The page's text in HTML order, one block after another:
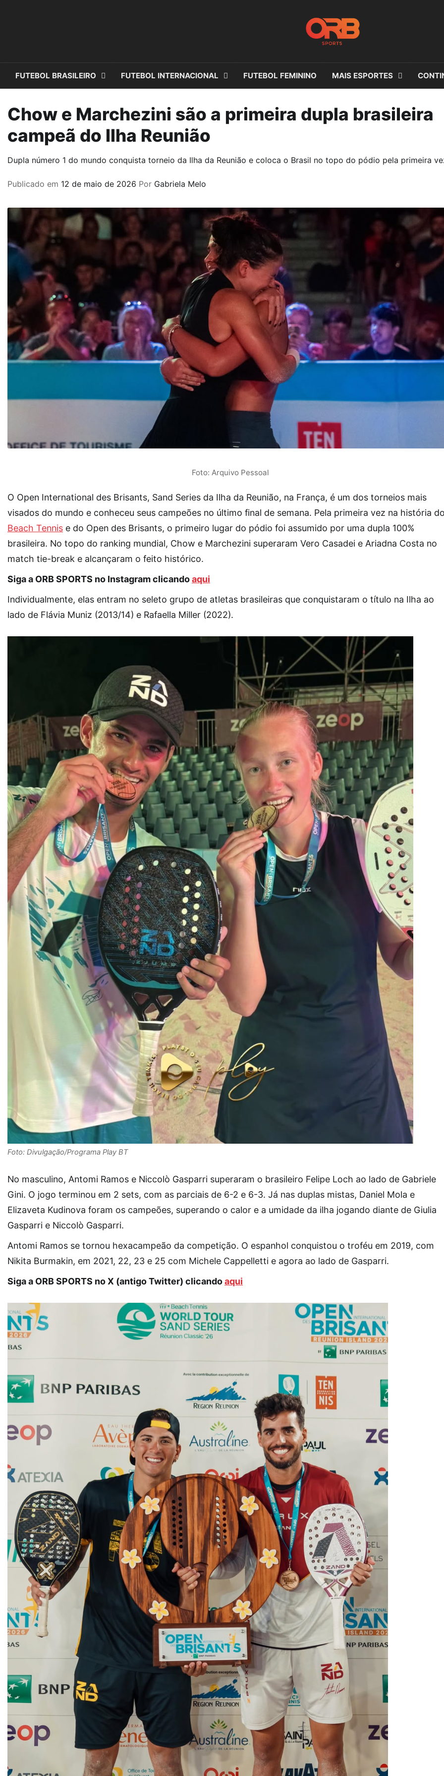
FUTEBOL BRASILEIRO FUTEBOL INTERNACIONAL FUTEBOL FEMININO MAIS ESPORTES
Chow e Marchezini são a primeira dupla brasileira
campeã do Ilha Reunião
Dupla número 1 do mundo conquista torneio da Ilha da Reunião e coloca o Brasil no topo do pódio pela primeira
Publicado em 12 de maio de 2026 Por Gabriela Melo
Foto: Arquivo Pessoal
O Open International des Brisants, Sand Series da Ilha da Reunião, na França, é um dos torneios mais
visados do mundo e conheceu seus campeões no último final de semana. Pela primeira vez na história
Beach Tennis e do Open des Brisants, o primeiro lugar do pódio foi assumido por uma dupla 100%
brasileira. No topo do ranking mundial, Chow e Marchezini superaram Vero Casadei e Ariadna Costa no
match tie-break e alcançaram o feito histórico.
Siga a ORB SPORTS no Instagram clicandoaqui
Individualmente, elas entram no seleto grupo de atletas brasileiras que conquistaram o título na Ilha ao
lado de Flávia Muniz (2013/14) e Rafaella Miller (2022).
Foto: Divulgação/Programa Play BT
No masculino, Antomi Ramos e Niccolò Gasparri superaram o brasileiro Felipe Loch ao lado de Gabriele
Gini. O jogo terminou em 2 sets, com as parciais de 6-2 e 6-3. Já nas duplas mistas, Daniel Mola e
Elizaveta Kudinova foram os campeões, superando o calor e a umidade da ilha jogando diante de Giulia
Gasparri e Niccolò Gasparri.
Antomi Ramos se tornou hexacampeão da competição. O espanhol conquistou o troféu em 2019, com
Nikita Burmakin, em 2021, 22, 23 e 25 com Michele Cappelletti e agora ao lado de Gasparri.
Siga a ORB SPORTS no X (antigo Twitter) clicandoaqui